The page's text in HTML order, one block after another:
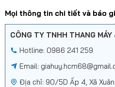
Mọi thông tin chi tiết và báo
CÔNG TY TNHH THANG
Hotline: 0986 241 259
Email:
Địa chỉ: 90/5D Ấp 4, Xã